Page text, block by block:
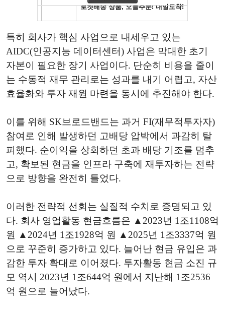
특히 회사가 핵심 사업으로 내세우고 있는
AIDC(인공지능 데이터센터) 사업은 막대한 초기
자본이 필요한 장기 사업이다. 단순히 비용을 줄이
는 수동적 재무 관리로는 성과를 내기 어렵고, 자산
효율화와 투자 재원 마련을 동시에 추진해야 한다.
이를 위해 SK브로드밴드는 과거 FI(재무적투자자)
참여로 인해 발생하던 고배당 압박에서 과감히 탈
피했다. 순이익을 상회하던 초과 배당 기조를 멈추
고, 확보된 현금을 인프라 구축에 재투자하는 전략
으로 방향을 완전히 틀었다.
이러한 전략적 선회는 실질적 수치로 증명되고 있
다. 회사 영업활동 현금흐름은 ▲2023년 1조1108억
원 ▲2024년 1조1928억 원 ▲2025년 1조3337억 원
으로 꾸준히 증가하고 있다. 늘어난 현금 유입은 과
감한 투자 확대로 이어졌다. 투자활동 현금 소진 규
모 역시 2023년 1조644억 원에서 지난해 1조2536
억 원으로 늘어났다.